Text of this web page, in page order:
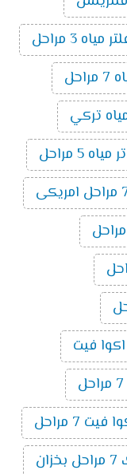
3 مراحل
تركي
5 مراحل
7 مراحل